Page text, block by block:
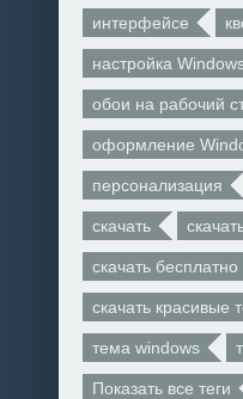
интерфейсе
настройка
обои на рабочий
оформление
персонализация
скачать
скачать бесплатно
скачать красивые
тема windows
Показать все теги